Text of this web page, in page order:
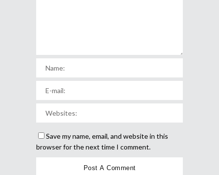
Save my name, email, and website in this
browser for the next time I comment.